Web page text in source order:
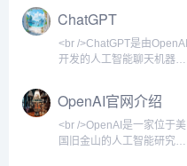
LED虚拟背景墙。业内分析师指
出，LED显示屏正从“显示工具”
进化为“空间交互媒介”，其单位
面积产值较五年
ChatGPT
<br />ChatGPT是由OpenAI
开发的人工智能聊天机器
型，能够通过自然语言对话
完成问答、创作、编程、翻
译等多样化任务。自2022年
11月发布以来，ChatGPT迅
OpenAI官网介绍
<br />OpenAI是一家位于美
国旧金山的人工智能研究公